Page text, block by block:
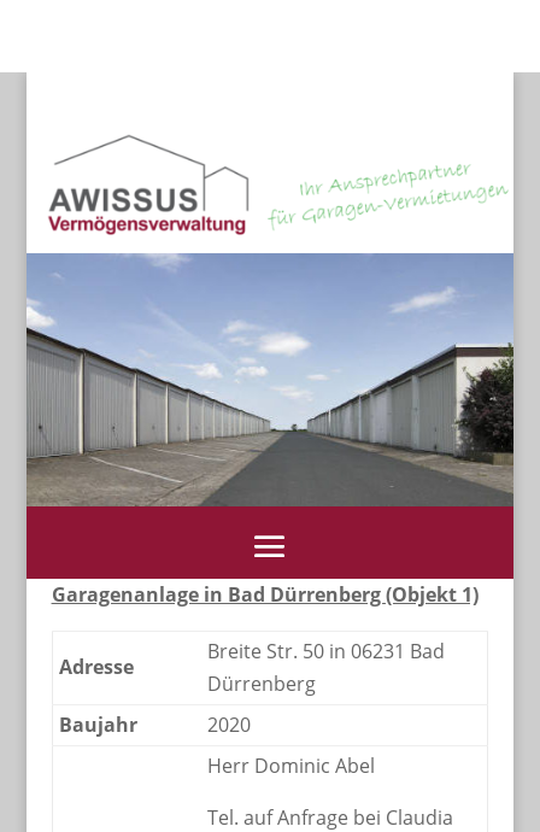
Garagenanlage in Bad Dürrenberg (Objekt 1)
Adresse
Breite Str. 50 in 06231 Bad
Dürrenberg
Baujahr
2020
Herr Dominic Abel
Tel. auf Anfrage bei Claudia